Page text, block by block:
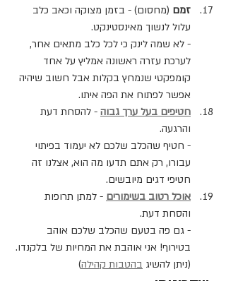
זמם (מחסום) - בזמן מצוקה וכאב כלב
עלול לנשוך מאינסטינקט.
- לא שמה לינק כי לכל כלב מתאים אחר,
לערכת עזרה ראשונה אמליץ על אחד
קומפקטי שנמחץ בקלות אבל חשוב שיהיה
אפשר לפתוח את הפה איתו.
חטיפים בעל ערך גבוה - להסחת דעת
והרגעה.
- חטיף שהכלב שלכם לא יעמוד בפיתוי
עבורו, רק אתם תדעו מה הוא, אצלנו זה
חטיפי דגים מיובשים.
אוכל רטוב בשימורים - למתן תרופות
והסחת דעת.
- גם פה בטעם שהכלב שלכם אוהב
בטירוף! אני אוהבת את המחיות של בלקנדו.
(ניתן להשיג בהטבות קהילה)